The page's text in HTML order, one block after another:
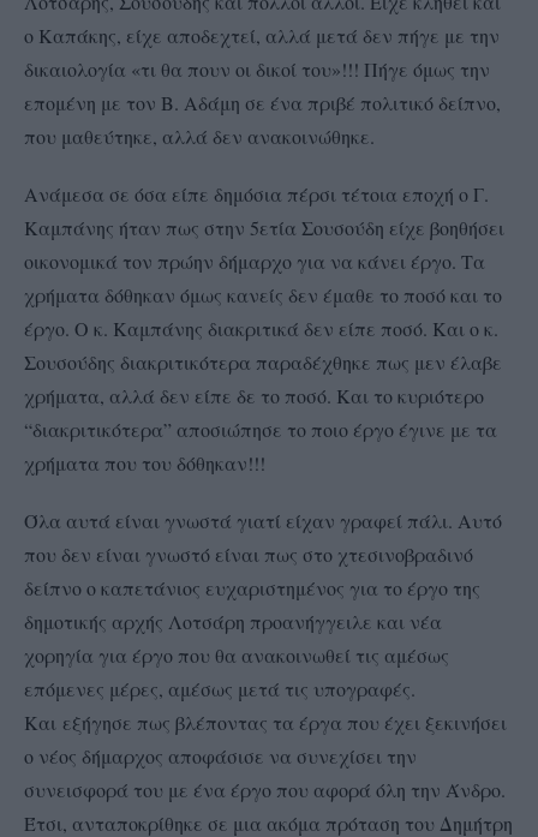
ο Καπάκης, είχε αποδεχτεί, αλλά μετά δεν πήγε με την
δικαιολογία «τι θα πουν οι δικοί του»!!! Πήγε όμως την
επομένη με τον Β. Αδάμη σε ένα πριβέ πολιτικό δείπνο,
που μαθεύτηκε, αλλά δεν ανακοινώθηκε.
Ανάμεσα σε όσα είπε δημόσια πέρσι τέτοια εποχή ο Γ.
Καμπάνης ήταν πως στην 5ετία Σουσούδη είχε βοηθήσει
οικονομικά τον πρώην δήμαρχο για να κάνει έργο. Τα
χρήματα δόθηκαν όμως κανείς δεν έμαθε το ποσό και το
έργο. Ο κ. Καμπάνης διακριτικά δεν είπε ποσό. Και ο κ.
Σουσούδης διακριτικότερα παραδέχθηκε πως μεν έλαβε
χρήματα, αλλά δεν είπε δε το ποσό. Kαι το κυριότερο
“διακριτικότερα” αποσιώπησε το ποιο έργο έγινε με τα
χρήματα που του δόθηκαν!!!
Όλα αυτά είναι γνωστά γιατί είχαν γραφεί πάλι. Αυτό
που δεν είναι γνωστό είναι πως στο χτεσινοβραδινό
δείπνο ο καπετάνιος ευχαριστημένος για το έργο της
δημοτικής αρχής Λοτσάρη προανήγγειλε και νέα
χορηγία για έργο που θα ανακοινωθεί τις αμέσως
επόμενες μέρες, αμέσως μετά τις υπογραφές.
Και εξήγησε πως βλέποντας τα έργα που έχει ξεκινήσει
ο νέος δήμαρχος αποφάσισε να συνεχίσει την
συνεισφορά του με ένα έργο που αφορά όλη την Άνδρο.
Έτσι, ανταποκρίθηκε σε μια ακόμα πρόταση του Δημήτρη